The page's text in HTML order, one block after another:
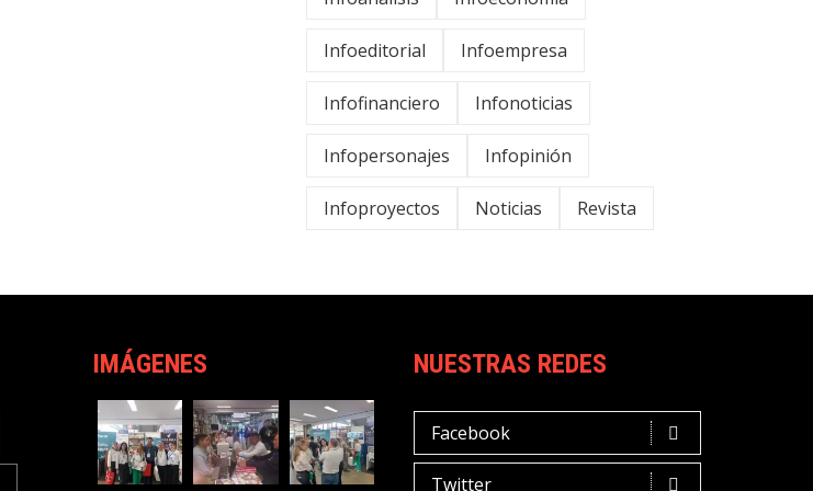
Infoeditorial Infoempresa
Infofinanciero Infonoticias
Infopersonajes Infopinión
Infoproyectos Noticias Revista
IMÁGENES NUESTRAS REDES
Facebook
Twitter